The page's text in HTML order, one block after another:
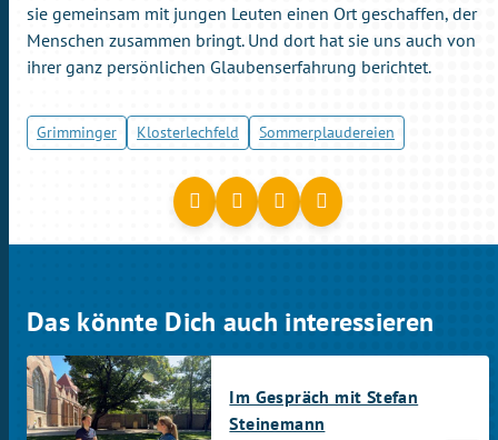
sie gemeinsam mit jungen Leuten einen Ort geschaffen, der
Menschen zusammen bringt. Und dort hat sie uns auch von
ihrer ganz persönlichen Glaubenserfahrung berichtet.
Grimminger Klosterlechfeld Sommerplaudereien
Das könnte Dich auch interessieren
Im Gespräch mit Stefan
Steinemann